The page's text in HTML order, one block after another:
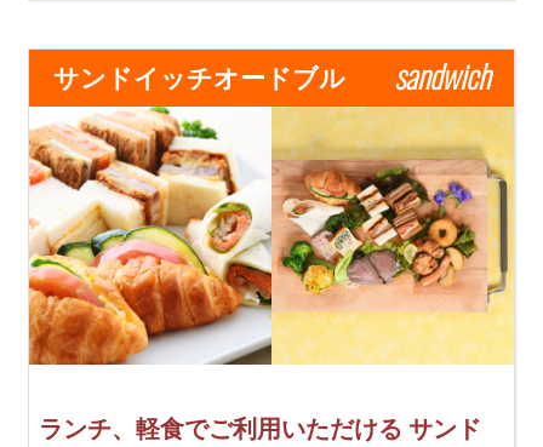
サンドイッチオードブル sandwich
ランチ、軽食でご利用いただける サンド